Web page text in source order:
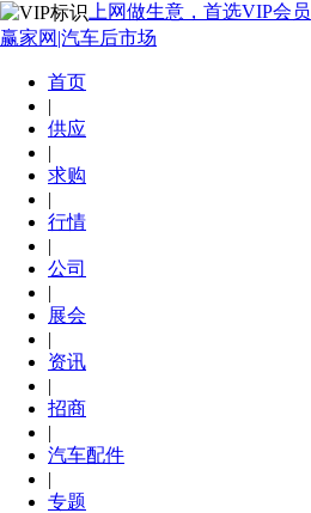
上网做生意，首选VIP会员
赢家网|汽车后市场
首页
|
供应
|
求购
|
行情
|
公司
|
展会
|
资讯
|
招商
|
汽车配件
|
专题